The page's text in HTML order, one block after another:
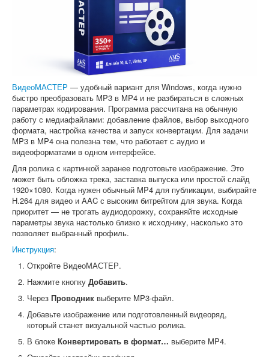
ВидеоМАСТЕР — удобный вариант для Windows, когда нужно
быстро преобразовать MP3 в MP4 и не разбираться в сложных
параметрах кодирования. Программа рассчитана на обычную
работу с медиафайлами: добавление файлов, выбор выходного
формата, настройка качества и запуск конвертации. Для задачи
MP3 в MP4 она полезна тем, что работает с аудио и
видеоформатами в одном интерфейсе.
Для ролика с картинкой заранее подготовьте изображение. Это
может быть обложка трека, заставка выпуска или простой слайд
1920×1080. Когда нужен обычный MP4 для публикации, выбирайте
H.264 для видео и AAC с высоким битрейтом для звука. Когда
приоритет — не трогать аудиодорожку, сохраняйте исходные
параметры звука настолько близко к исходнику, насколько это
позволяет выбранный профиль.
Инструкция:
Откройте ВидеоМАСТЕР.
Нажмите кнопку Добавить.
Через Проводник выберите MP3-файл.
Добавьте изображение или подготовленный видеоряд,
который станет визуальной частью ролика.
В блоке Конвертировать в формат… выберите MP4.